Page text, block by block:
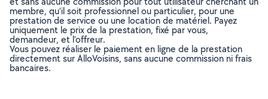
membre, qu’il soit professionnel ou particulier, pour une
prestation de service ou une location de matériel. Payez
uniquement le prix de la prestation, fixé par vous,
demandeur, et l’offreur.
Vous pouvez réaliser le paiement en ligne de la prestation
directement sur AlloVoisins, sans aucune commission ni frais
bancaires.